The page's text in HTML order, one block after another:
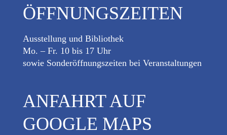
ÖFFNUNGSZEITEN
Ausstellung und Bibliothek
Mo. – Fr. 10 bis 17 Uhr
sowie Sonderöffnungszeiten bei Veranstaltungen
ANFAHRT AUF
GOOGLE MAPS